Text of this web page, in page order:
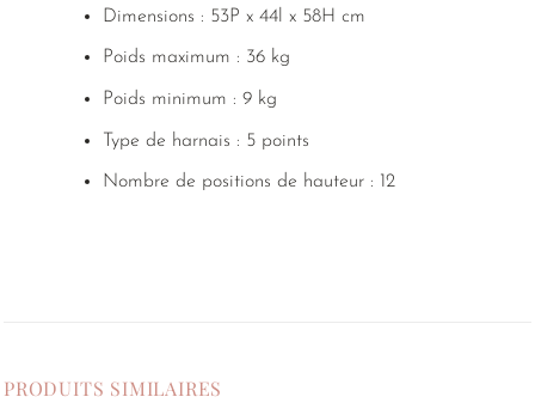
Dimensions : 53P x 44l x 58H cm
Poids maximum : 36 kg
Poids minimum : 9 kg
Type de harnais : 5 points
Nombre de positions de hauteur : 12
PRODUITS SIMILAIRES